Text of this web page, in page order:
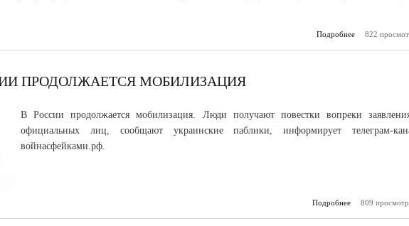
Подробнее
о 4634
822
ПРОДОЛЖАЕТСЯ МОБИЛИЗАЦИЯ
В России продолжается мобилизация. Люди получают повестки вопреки
официальных лиц, сообщают украинские паблики, информирует телеграм-
войнасфейками.рф.
Подробнее
о Фейк: В
809